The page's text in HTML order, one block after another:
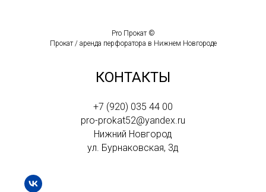
Pro Прокат ©
Прокат / аренда перфоратора в Нижнем Новгороде
КОНТАКТЫ
+7 (920) 035 44 00
pro-prokat52@yandex.ru
Нижний Новгород
ул. Бурнаковская, 3д